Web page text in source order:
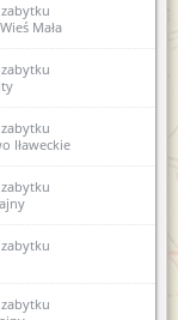
ewidencji
nr 2 AZP 20-
Mała
Iławeckie